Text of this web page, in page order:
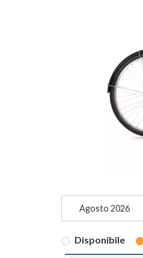
Disponibile